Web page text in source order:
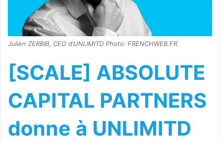
Julien ZERBIB, CEO d’UNLIMITD Photo: FRENCHWEB.FR
[SCALE] ABSOLUTE
CAPITAL PARTNERS
donne à UNLIMITD